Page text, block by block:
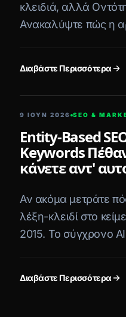
κλειδιά, αλλά
Ανακαλύψτε πώς η
Διαβάστε Περισσότερα
9 ΙΟΥΝ 2026 SEO &
Entity-Based
Keywords
κάνετε αντ'
Αν ακόμα μετράτε
λέξη-κλειδί στο
2015. Το σύγχρονο AI
Διαβάστε Περισσότερα